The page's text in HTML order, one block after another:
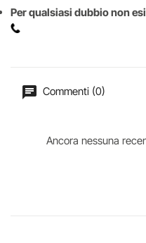
Per qualsiasi dubbio non
Commenti (0)
Ancora nessuna